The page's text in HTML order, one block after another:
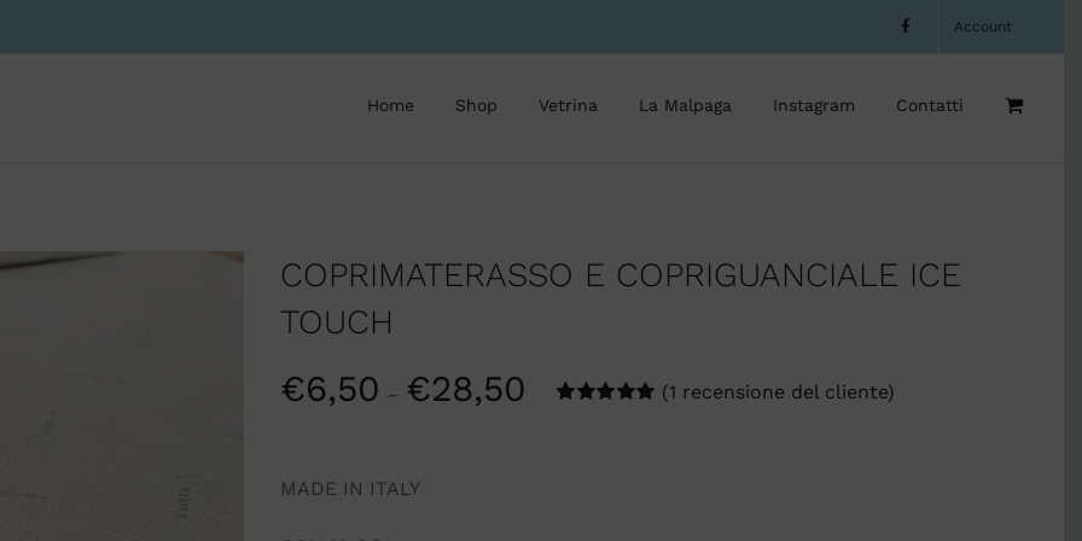
Account
Home Shop Vetrina La Malpaga Instagram Contatti
COPRIMATERASSO E COPRIGUANCIALE ICE
TOUCH
€6,50 – €28,50 (1 recensione del cliente)
MADE IN ITALY